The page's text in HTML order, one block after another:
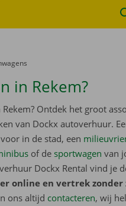
in Rekem?
Ontdek het groot
van Dockx autoverhuur.
voor in de stad, een
of de sportwagen van
Dockx Rental vind je
online en vertrek zonder
ons altijd contacteren, wij